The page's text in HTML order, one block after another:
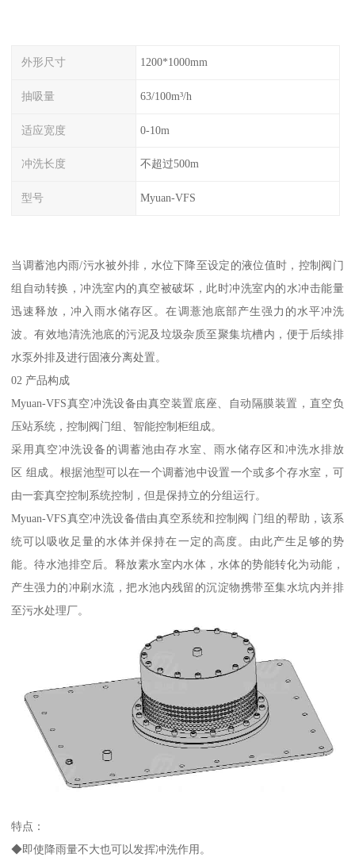
外形尺寸 1200*1000mm
抽吸量 63/100m³/h
适应宽度 0-10m
冲洗长度 不超过500m
型号 Myuan-VFS
当调蓄池内雨/污水被外排，水位下降至设定的液位值时，控制阀门
组自动转换，冲洗室内的真空被破坏，此时冲洗室内的水冲击能量
迅速释放，冲入雨水储存区。在调薏池底部产生强力的水平冲洗
波。有效地清洗池底的污泥及垃圾杂质至聚集坑槽内，便于后续排
水泵外排及进行固液分离处置。
02 产品构成
Myuan-VFS真空冲洗设备由真空装置底座、自动隔膜装置，直空负
压站系统，控制阀门组、智能控制柜组成。
采用真空冲洗设备的调蓄池由存水室、雨水储存区和冲洗水排放
区 组成。根据池型可以在一个调蓄池中设置一个或多个存水室，可
由一套真空控制系统控制，但是保持立的分组运行。
Myuan-VFS真空冲洗设备借由真空系统和控制阀 门组的帮助，该系
统可以吸收足量的水体并保持在一定的高度。由此产生足够的势
能。待水池排空后。释放素水室内水体，水体的势能转化为动能，
产生强力的冲刷水流，把水池内残留的沉淀物携带至集水坑内并排
至污水处理厂。
特点：
◆即使降雨量不大也可以发挥冲洗作用。